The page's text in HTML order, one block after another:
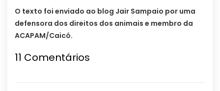
O texto foi enviado ao blog Jair Sampaio por uma
defensora dos direitos dos animais e membro da
ACAPAM/Caicó.
11 Comentários